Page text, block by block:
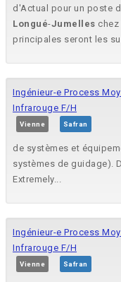
d'Actual pour un poste
Longué-Jumelles
principales seront les
Ingénieur-e Process
Infrarouge F/H
Vienne Safran
de systèmes et
systèmes de guidage).
Extremely...
Ingénieur-e Process
Infrarouge F/H
Vienne Safran